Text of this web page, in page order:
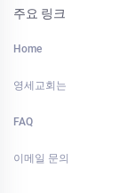
주요 링크
Home
영세교회는
FAQ
이메일 문의